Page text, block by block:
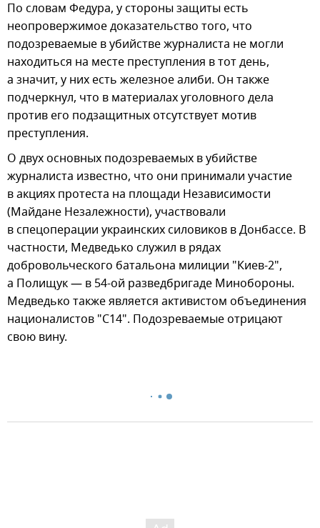
По словам Федура, у стороны защиты есть
неопровержимое доказательство того, что
подозреваемые в убийстве журналиста не могли
находиться на месте преступления в тот день,
а значит, у них есть железное алиби. Он также
подчеркнул, что в материалах уголовного дела
против его подзащитных отсутствует мотив
преступления.
О двух основных подозреваемых в убийстве
журналиста известно, что они принимали участие
в акциях протеста на площади Независимости
(Майдане Незалежности), участвовали
в спецоперации украинских силовиков в Донбассе. В
частности, Медведько служил в рядах
добровольческого батальона милиции "Киев-2",
а Полищук — в 54-ой разведбригаде Минобороны.
Медведько также является активистом объединения
националистов "С14". Подозреваемые отрицают
свою вину.